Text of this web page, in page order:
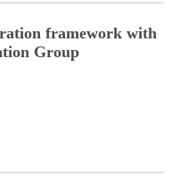
framework with
Group